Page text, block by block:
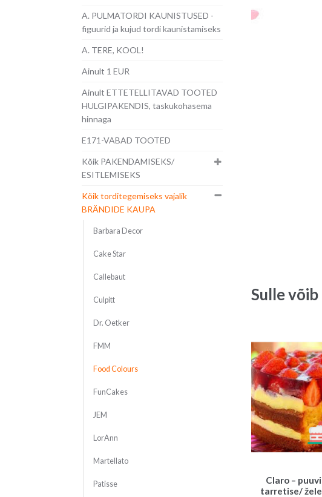
Sulle
Claro –
tarretise/
A. PULMATORDI KAUNISTUSED -
figuurid ja kujud tordi kaunistamiseks
A. TERE, KOOL!
Ainult 1 EUR
Ainult ETTETELLITAVAD TOOTED
HULGIPAKENDIS, taskukohasema
hinnaga
E171-VABAD TOOTED
Kõik PAKENDAMISEKS/
ESITLEMISEKS
Kõik torditegemiseks vajalik
BRÄNDIDE KAUPA
Barbara Decor
Cake Star
Callebaut
Culpitt
Dr. Oetker
FMM
Food Colours
FunCakes
JEM
LorAnn
Martellato
Patisse